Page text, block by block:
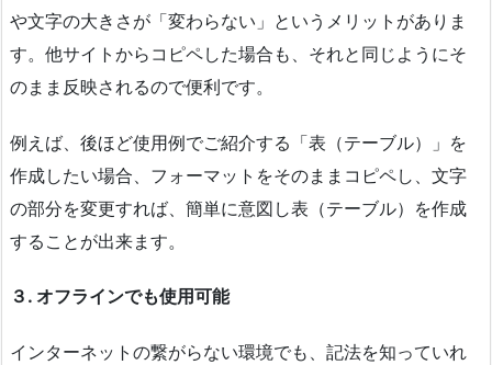
や文字の大きさが「変わらない」というメリットがありま
す。他サイトからコピペした場合も、それと同じようにそ
のまま反映されるので便利です。
例えば、後ほど使用例でご紹介する「表（テーブル）」を
作成したい場合、フォーマットをそのままコピペし、文字
の部分を変更すれば、簡単に意図し表（テーブル）を作成
することが出来ます。
３. オフラインでも使用可能
インターネットの繋がらない環境でも、記法を知っていれ